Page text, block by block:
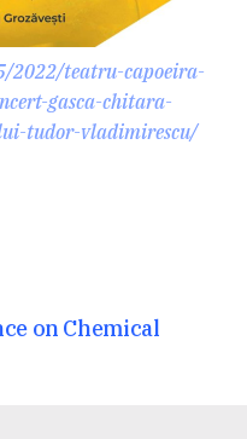
2022/teatru-capoeira-
gasca-chitara-
tudor-vladimirescu/
on Chemical